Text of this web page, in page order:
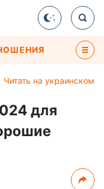
Читать на украинском
для